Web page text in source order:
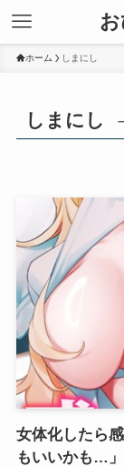
ホーム しまにし
しまにし
女体化したら
もいいかも…」